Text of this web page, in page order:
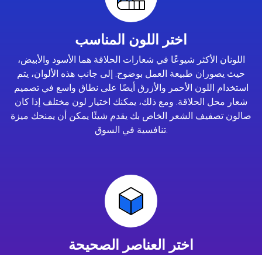
اختر اللون المناسب
اللونان الأكثر شيوعًا في شعارات الحلاقة هما الأسود والأبيض،
حيث يصوران طبيعة العمل بوضوح. إلى جانب هذه الألوان، يتم
استخدام اللون الأحمر والأزرق أيضًا على نطاق واسع في تصميم
شعار محل الحلاقة. ومع ذلك، يمكنك اختيار لون مختلف إذا كان
صالون تصفيف الشعر الخاص بك يقدم شيئًا يمكن أن يمنحك ميزة
تنافسية في السوق.
اختر العناصر الصحيحة